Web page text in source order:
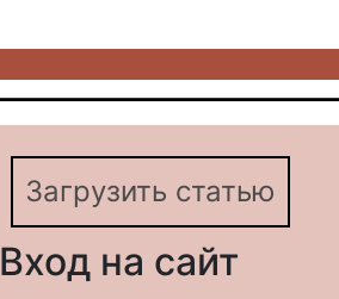
Загрузить статью
Вход на сайт